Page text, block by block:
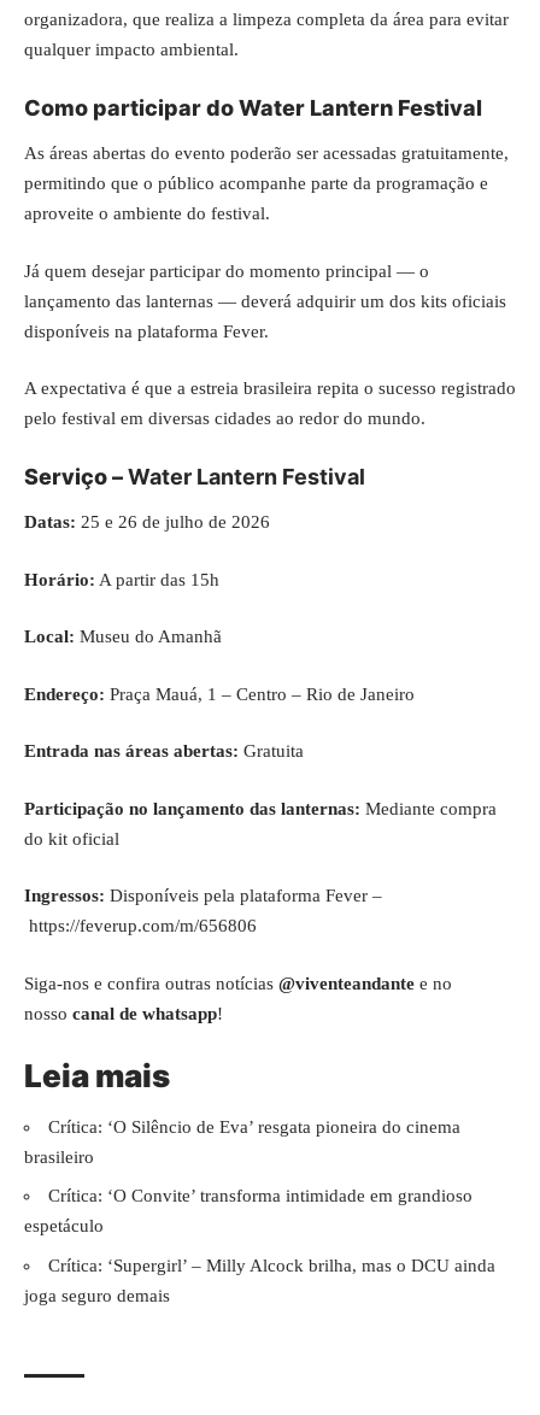
organizadora, que realiza a limpeza completa da área para evitar
qualquer impacto ambiental.
Como participar do Water Lantern Festival
As áreas abertas do evento poderão ser acessadas gratuitamente,
permitindo que o público acompanhe parte da programação e
aproveite o ambiente do festival.
Já quem desejar participar do momento principal — o
lançamento das lanternas — deverá adquirir um dos kits oficiais
disponíveis na plataforma Fever.
A expectativa é que a estreia brasileira repita o sucesso registrado
pelo festival em diversas cidades ao redor do mundo.
Serviço –Water Lantern Festival
Datas: 25 e 26 de julho de 2026
Horário: A partir das 15h
Local: Museu do Amanhã
Endereço: Praça Mauá, 1 – Centro – Rio de Janeiro
Entrada nas áreas abertas: Gratuita
Participação no lançamento das lanternas: Mediante compra
do kit oficial
Ingressos: Disponíveis pela plataforma Fever –
https://feverup.com/m/656806
Siga-nos e confira outras notícias @viventeandante e no
nosso canal de whatsapp!
Leia mais
Crítica: ‘O Silêncio de Eva’ resgata pioneira do cinema
brasileiro
Crítica: ‘O Convite’ transforma intimidade em grandioso
espetáculo
Crítica: ‘Supergirl’ – Milly Alcock brilha, mas o DCU ainda
joga seguro demais